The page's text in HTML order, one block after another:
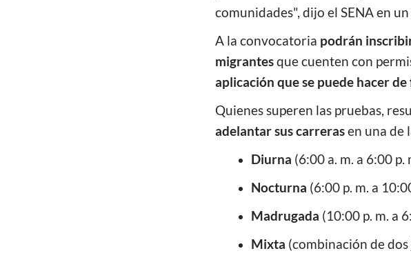
comunidades", dijo el SENA en
A la convocatoria podrán
migrantesque cuenten con
aplicación que se puede hacer
Quienes superen las pruebas,
adelantar sus carrerasen una de
Diurna (6:00 a. m. a 6:00 p.
Nocturna (6:00 p. m. a
Madrugada (10:00 p. m. a
Mixta (combinación de